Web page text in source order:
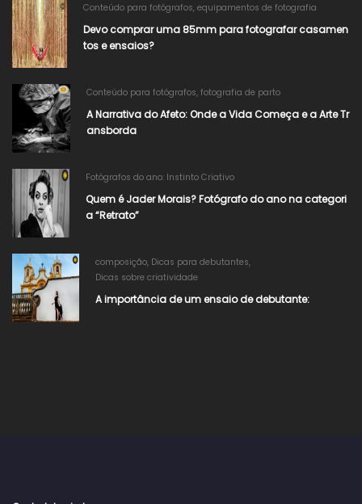
Conteúdo para fotógrafos, equipamentos de fotografia
Devo comprar uma 85mm para fotografar casamen
tos e ensaios?
Conteúdo para fotógrafos, fotografia de parto
A Narrativa do Afeto: Onde a Vida Começa e a Arte Tr
ansborda
Fotógrafos do ano: Instinto Criativo
Quem é Jader Morais? Fotógrafo do ano na categori
a “Retrato”
composição, Dicas para debutantes,
Dicas sobre criatividade
A importância de um ensaio de debutante: